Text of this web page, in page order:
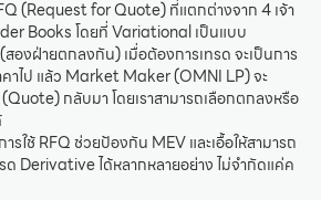
(Request for Quote) ที่แตกต่างจาก 4 เจ้า
Books โดยที่ Variational เป็นแบบ
องฝ่ายตกลงกัน) เมื่อต้องการเทรด จะเป็นการ
คาไป แล้ว Market Maker (OMNI LP) จะ
(Quote) กลับมา โดยเราสามารถเลือกตกลงหรือ
การใช้ RFQ ช่วยป้องกัน MEV และเอื้อให้สามารถ
ด Derivative ได้หลากหลายอย่าง ไม่จำกัดแค่ค